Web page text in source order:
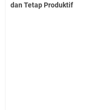
dan Tetap Produktif